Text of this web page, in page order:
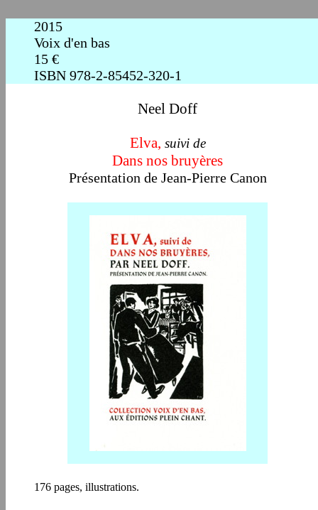
2015
Voix d'en bas
15 €
ISBN 978-2-85452-320-1
Neel Doff
Elva, suivi de
Dans nos bruyères
Présentation de Jean-Pierre Canon
176 pages, illustrations.